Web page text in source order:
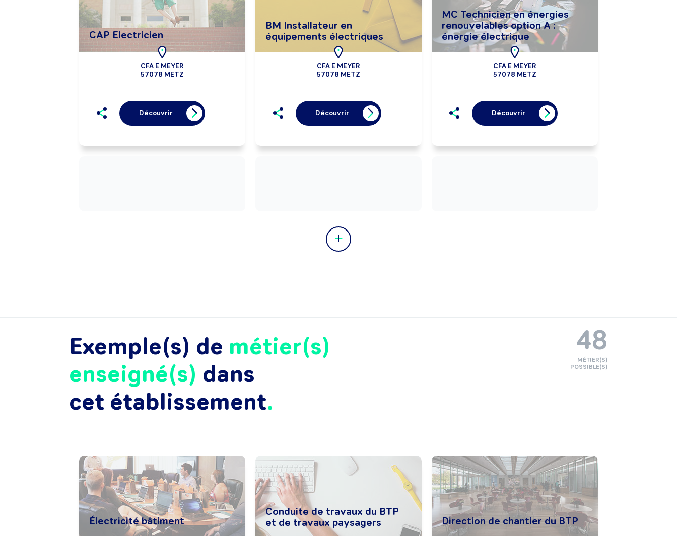
CAP Electricien
CFA E MEYER
57078 METZ
Découvrir
BM Installateur en
équipements électriques
CFA E MEYER
57078 METZ
Découvrir
MC Technicien en énergies
renouvelables option A :
énergie électrique
CFA E MEYER
57078 METZ
Découvrir
Exemple(s) de métier(s)
enseigné(s) dans
cet établissement
Électricité bâtiment
Conduite de travaux du BTP
et de travaux paysagers
Direction de chantier du BTP
48
MÉTIER(S)
POSSIBLE(S)